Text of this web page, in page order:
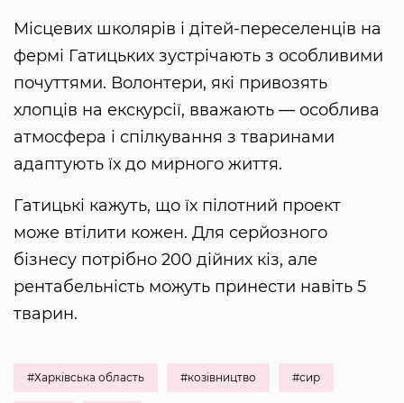
Місцевих школярів і дітей-переселенців на
фермі Гатицьких зустрічають з особливими
почуттями. Волонтери, які привозять
хлопців на екскурсії, вважають — особлива
атмосфера і спілкування з тваринами
адаптують їх до мирного життя.
Гатицькі кажуть, що їх пілотний проект
може втілити кожен. Для серйозного
бізнесу потрібно 200 дійних кіз, але
рентабельність можуть принести навіть 5
тварин.
#Харківська область #козівництво #сир